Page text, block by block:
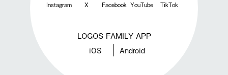
Instagram X Facebook YouTube TikTok
LOGOS FAMILY APP
iOS Android